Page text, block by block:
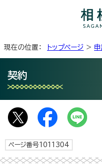
現在の位置： トップページ > 申
契約
ページ番号1011304